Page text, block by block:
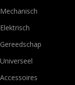
Mechanisch
Elektrisch
Gereedschap
Universeel
Accessoires